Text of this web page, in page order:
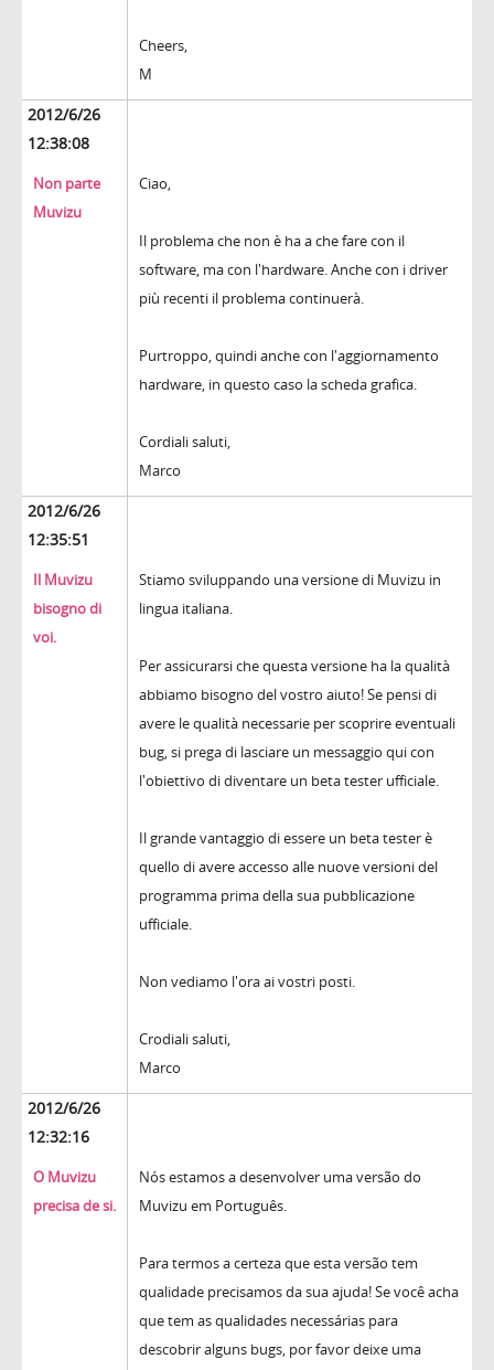
Cheers,
M
2012/6/26
12:38:08
Non parte
Muvizu
Ciao,
Il problema che non è ha a che fare con il
software, ma con l'hardware. Anche con i driver
più recenti il problema continuerà.
Purtroppo, quindi anche con l'aggiornamento
hardware, in questo caso la scheda grafica.
Cordiali saluti,
Marco
2012/6/26
12:35:51
Il Muvizu
bisogno di
voi.
Stiamo sviluppando una versione di Muvizu in
lingua italiana.
Per assicurarsi che questa versione ha la qualità
abbiamo bisogno del vostro aiuto! Se pensi di
avere le qualità necessarie per scoprire eventuali
bug, si prega di lasciare un messaggio qui con
l'obiettivo di diventare un beta tester ufficiale.
Il grande vantaggio di essere un beta tester è
quello di avere accesso alle nuove versioni del
programma prima della sua pubblicazione
ufficiale.
Non vediamo l'ora ai vostri posti.
Crodiali saluti,
Marco
2012/6/26
12:32:16
O Muvizu
precisa de si.
Nós estamos a desenvolver uma versão do
Muvizu em Português.
Para termos a certeza que esta versão tem
qualidade precisamos da sua ajuda! Se você acha
que tem as qualidades necessárias para
descobrir alguns bugs, por favor deixe uma